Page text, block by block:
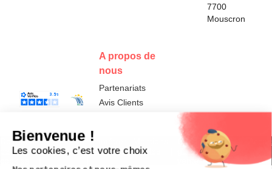
A propos de
nous
Partenariats
Avis Clients
7700
Mouscron
Données
personnelles et
Paramétrer
les cookies
légales
Conditions
générales de
vente